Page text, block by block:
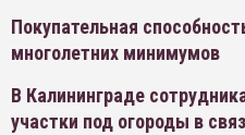
Покупательная
многолетних минимумов
В Калининграде
участки под огороды в